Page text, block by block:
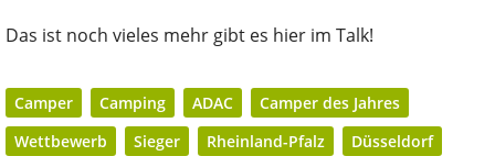
Das ist noch vieles mehr gibt es hier im Talk!
Camper Camping ADAC
Camper des Jahres
Wettbewerb
Sieger Rheinland-Pfalz
Düsseldorf